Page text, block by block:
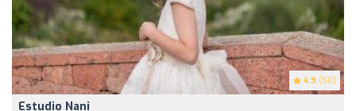
4.9 (50)
Estudio Nani